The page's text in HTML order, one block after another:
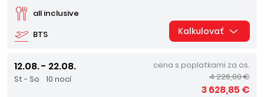
BTS
all inclusive
Kalkulovať
12.08. - 22.08.
St - So 10 nocí
cena s poplatkami za os.
4 226,00 €
3 628,85 €